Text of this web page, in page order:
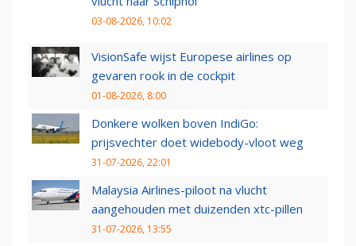
03-08-2026, 10:02
VisionSafe wijst Europese airlines op
gevaren rook in de cockpit
01-08-2026, 8:00
Donkere wolken boven IndiGo:
prijsvechter doet widebody-vloot weg
31-07-2026, 22:01
Malaysia Airlines-piloot na vlucht
aangehouden met duizenden xtc-pillen
31-07-2026, 13:55